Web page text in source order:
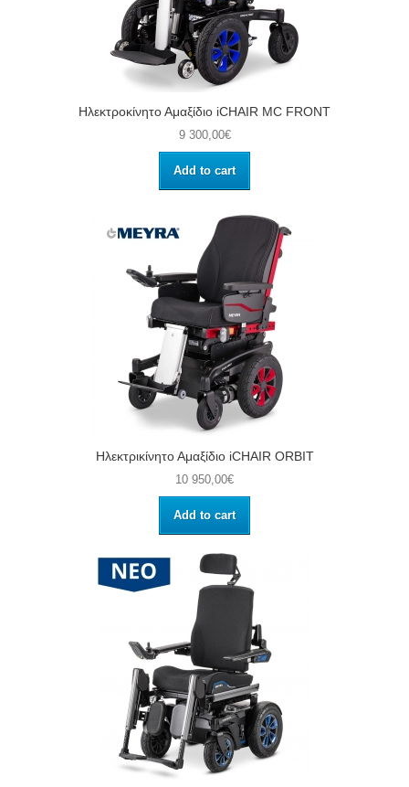
Ηλεκτροκίνητο Αμαξίδιο iCHAIR MC FRONT
9 300,00€
Add to cart
Ηλεκτρικίνητο Αμαξίδιο iCHAIR ORBIT
10 950,00€
Add to cart